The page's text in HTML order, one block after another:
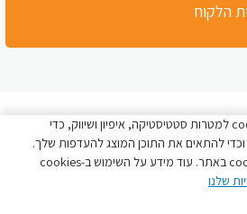
הלקוח
© 2026
אתר זה עושה שימוש ב-cookies למטרות סטטיסטיקה, איפיון ושיווק, כדי
וכדי להתאים את התוכן המוצג להעדפות שלך.
יש לאשר את השימוש ב-cookies באתר. עוד מידע על השימוש ב-cookies
שלנו